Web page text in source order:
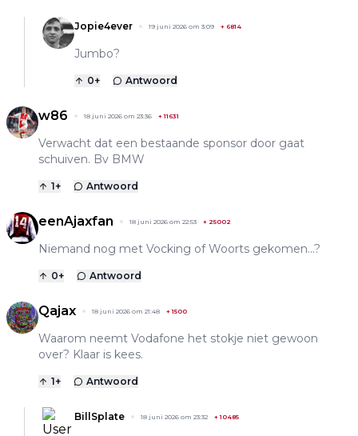
Jopie4ever 19 juni 2026 om 3:09 + 6814
Jumbo?
0+ Antwoord
w86 18 juni 2026 om 23:36 +11631
Verwacht dat een bestaande sponsor door gaat
schuiven. Bv BMW
1+ Antwoord
eenAjaxfan 18 juni 2026 om 22:53 + 25002
Niemand nog met Vocking of Woorts gekomen...?
0+ Antwoord
Qajax 18 juni 2026 om 21:48 +1500
Waarom neemt Vodafone het stokje niet gewoon
over? Klaar is kees.
1+ Antwoord
BillSplate 18 juni 2026 om 23:32 +10485